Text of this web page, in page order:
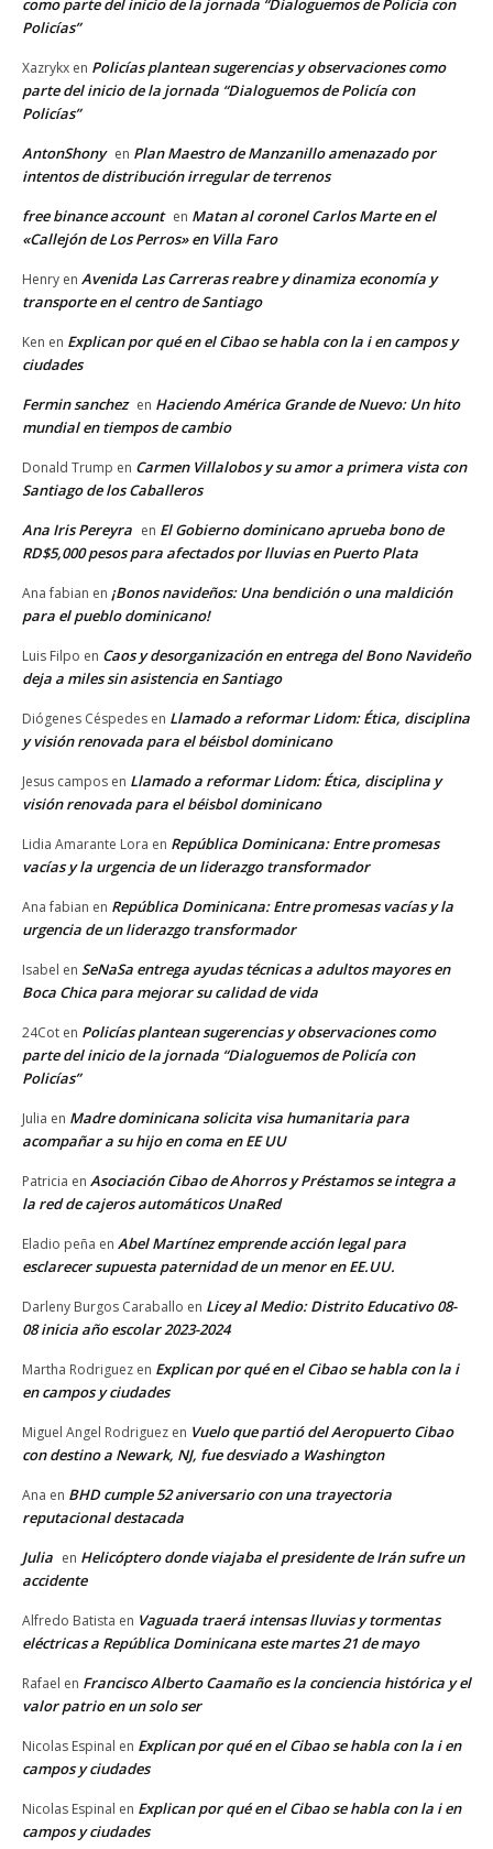
como parte del inicio de la jornada “Dialoguemos de Policía con
Policías”
Xazrykx en Policías plantean sugerencias y observaciones como
parte del inicio de la jornada “Dialoguemos de Policía con
Policías”
AntonShony en Plan Maestro de Manzanillo amenazado por
intentos de distribución irregular de terrenos
free binance account en Matan al coronel Carlos Marte en el
«Callejón de Los Perros» en Villa Faro
Henry en Avenida Las Carreras reabre y dinamiza economía y
transporte en el centro de Santiago
Ken en Explican por qué en el Cibao se habla con la i en campos y
ciudades
Fermin sanchez en Haciendo América Grande de Nuevo: Un hito
mundial en tiempos de cambio
Donald Trump en Carmen Villalobos y su amor a primera vista con
Santiago de los Caballeros
Ana Iris Pereyra en El Gobierno dominicano aprueba bono de
RD$5,000 pesos para afectados por lluvias en Puerto Plata
Ana fabian en ¡Bonos navideños: Una bendición o una maldición
para el pueblo dominicano!
Luis Filpo en Caos y desorganización en entrega del Bono Navideño
deja a miles sin asistencia en Santiago
Diógenes Céspedes en Llamado a reformar Lidom: Ética, disciplina
y visión renovada para el béisbol dominicano
Jesus campos en Llamado a reformar Lidom: Ética, disciplina y
visión renovada para el béisbol dominicano
Lidia Amarante Lora en República Dominicana: Entre promesas
vacías y la urgencia de un liderazgo transformador
Ana fabian en República Dominicana: Entre promesas vacías y la
urgencia de un liderazgo transformador
Isabel en SeNaSa entrega ayudas técnicas a adultos mayores en
Boca Chica para mejorar su calidad de vida
24Cot en Policías plantean sugerencias y observaciones como
parte del inicio de la jornada “Dialoguemos de Policía con
Policías”
Julia en Madre dominicana solicita visa humanitaria para
acompañar a su hijo en coma en EE UU
Patricia en Asociación Cibao de Ahorros y Préstamos se integra a
la red de cajeros automáticos UnaRed
Eladio peña en Abel Martínez emprende acción legal para
esclarecer supuesta paternidad de un menor en EE.UU.
Darleny Burgos Caraballo en Licey al Medio: Distrito Educativo 08-
08 inicia año escolar 2023-2024
Martha Rodriguez en Explican por qué en el Cibao se habla con la i
en campos y ciudades
Miguel Angel Rodriguez en Vuelo que partió del Aeropuerto Cibao
con destino a Newark, NJ, fue desviado a Washington
Ana en BHD cumple 52 aniversario con una trayectoria
reputacional destacada
Julia en Helicóptero donde viajaba el presidente de Irán sufre un
accidente
Alfredo Batista en Vaguada traerá intensas lluvias y tormentas
eléctricas a República Dominicana este martes 21 de mayo
Rafael en Francisco Alberto Caamaño es la conciencia histórica y el
valor patrio en un solo ser
Nicolas Espinal en Explican por qué en el Cibao se habla con la i en
campos y ciudades
Nicolas Espinal en Explican por qué en el Cibao se habla con la i en
campos y ciudades